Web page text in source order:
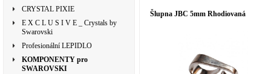
CRYSTAL PIXIE
E X C L U S I V E _ Crystals by
Swarovski
Profesionální LEPIDLO
KOMPONENTY pro
SWAROVSKI
Šlupna JBC 5mm Rhodiovaná